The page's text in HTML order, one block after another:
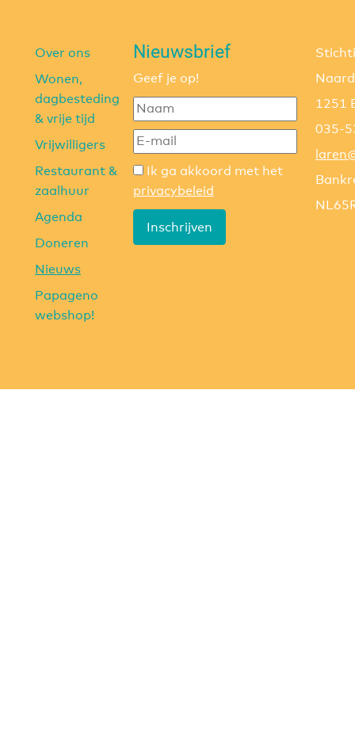
Over ons
Wonen,
dagbesteding
& vrije tijd
Vrijwilligers
Restaurant &
zaalhuur
Agenda
Doneren
Nieuws
Papageno
webshop!
Nieuwsbrief
Geef je op!
Ik ga akkoord met het
privacybeleid
Inschrijven
1251
035-